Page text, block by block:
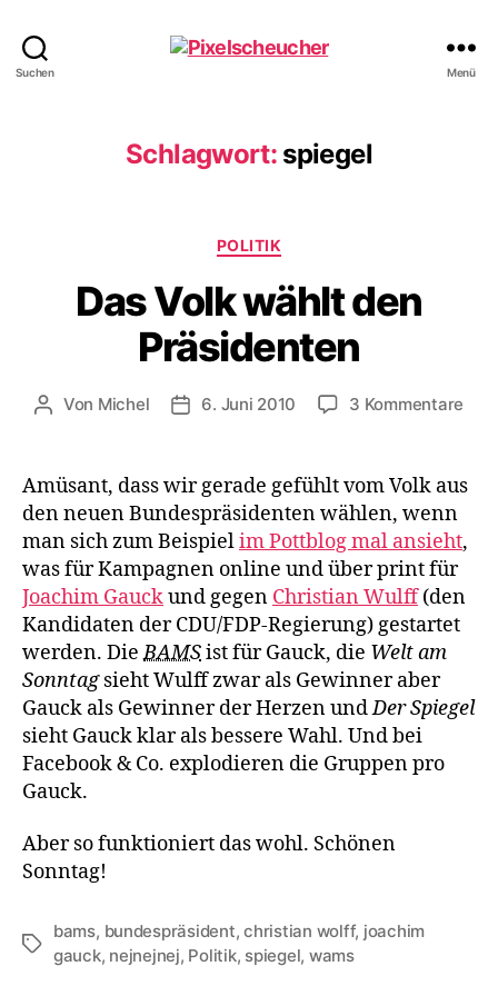
Suchen Menü
Schlagwort: spiegel
Kategorien
POLITIK
Das Volk wählt den
Präsidenten
Beitragsautor
Von Michel Veröffentlichungsdatum
6. Juni 2010 3 Kommentare
Amüsant, dass wir gerade gefühlt vom Volk aus
den neuen Bundespräsidenten wählen, wenn
man sich zum Beispielim Pottblog mal ansieht,
was für Kampagnen online und über print für
Joachim Gauckund gegen Christian Wulff(den
Kandidaten der CDU/FDP-Regierung) gestartet
werden. DieBAMSist für Gauck, die Welt am
Sonntagsieht Wulff zwar als Gewinner aber
Gauck als Gewinner der Herzen undDer Spiegel
sieht Gauck klar als bessere Wahl. Und bei
Facebook & Co. explodieren die Gruppen pro
Gauck.
Aber so funktioniert das wohl. Schönen
Sonntag!
Schlagwörter
bams, bundespräsident,christian wolff, joachim
gauck, nejnejnej, Politik, spiegel, wams